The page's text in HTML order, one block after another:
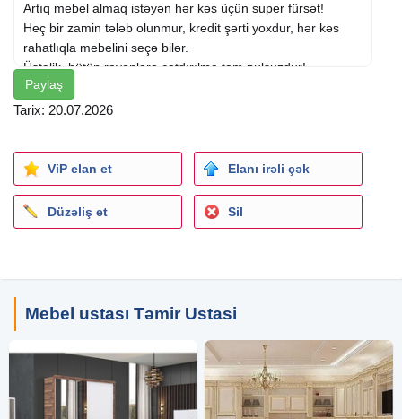
Artıq mebel almaq istəyən hər kəs üçün super fürsət!
Heç bir zamin tələb olunmur, kredit şərti yoxdur, hər kəs
rahatlıqla mebelini seçə bilər.
Üstəlik, bütün rayonlara çatdırılma tam pulsuzdur!
Mövcud mebellər:
Uşaq otağı mebelləri
Divan və kreslolar
Künc divanlar
Tv stendlər (TV altlığı)
Şkaf-kupe
Açılan yataqlı divanlar
Tumba, komod, güzgülü şkaflar
Ofis mebelləri
Jurnal və kofe masaları
Paylaş
Tarix: 20.07.2026
ViP elan et Elanı irəli çək
Düzəliş et Sil
Mebel ustası Təmir Ustasi